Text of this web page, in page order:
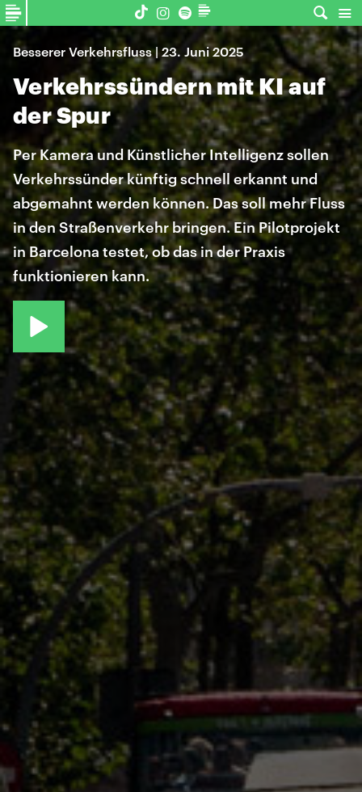
Besserer Verkehrsfluss | 23. Juni 2025
Verkehrssündern mit KI auf
der Spur
Per Kamera und Künstlicher Intelligenz sollen
Verkehrssünder künftig schnell erkannt und
abgemahnt werden können. Das soll mehr Fluss
in den Straßenverkehr bringen. Ein Pilotprojekt
in Barcelona testet, ob das in der Praxis
funktionieren kann.